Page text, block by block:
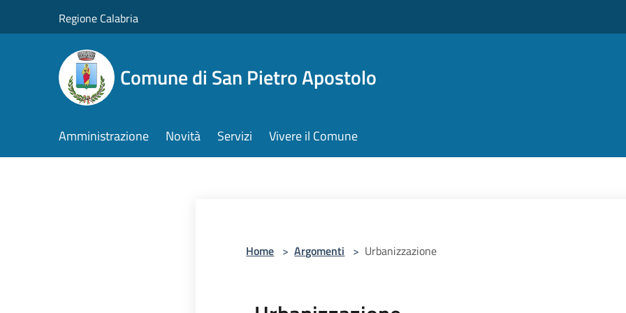
Regione Calabria
Comune di San Pietro Apostolo
Amministrazione Novità Servizi Vivere il Comune
Home > Argomenti > Urbanizzazione